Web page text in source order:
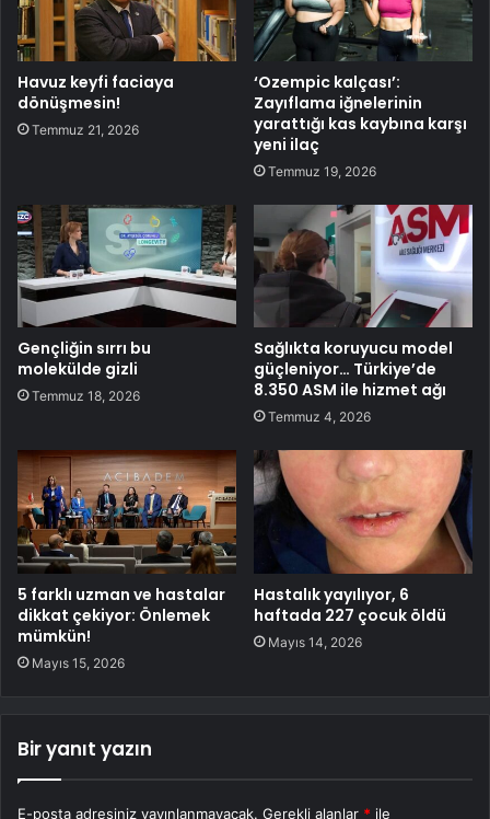
Havuz keyfi faciaya
dönüşmesin!
Temmuz 21, 2026
‘Ozempic kalçası’:
Zayıflama iğnelerinin
yarattığı kas kaybına karşı
yeni ilaç
Temmuz 19, 2026
Gençliğin sırrı bu
molekülde gizli
Temmuz 18, 2026
Sağlıkta koruyucu model
güçleniyor… Türkiye’de
8.350 ASM ile hizmet ağı
Temmuz 4, 2026
5 farklı uzman ve hastalar
dikkat çekiyor: Önlemek
mümkün!
Mayıs 15, 2026
Hastalık yayılıyor, 6
haftada 227 çocuk öldü
Mayıs 14, 2026
Bir yanıt yazın
E-posta adresiniz yayınlanmayacak. Gerekli alanlar * ile